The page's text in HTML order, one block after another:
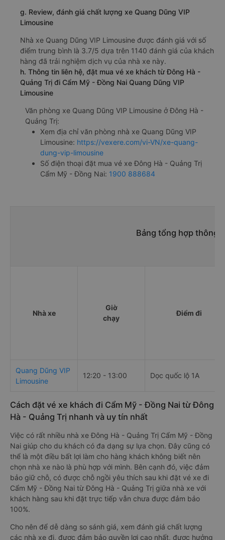
g. Review, đánh giá chất lượng xe Quang Dũng VIP
Limousine
Nhà xe Quang Dũng VIP Limousine được đánh giá với số
điểm trung bình là 3.7/5 dựa trên 1140 đánh giá của khách
hàng đã trải nghiệm dịch vụ của nhà xe này.
h. Thông tin liên hệ, đặt mua vé xe khách từ Đông Hà -
Quảng Trị đi Cẩm Mỹ - Đồng Nai Quang Dũng VIP
Limousine
Văn phòng xe Quang Dũng VIP Limousine ở Đông Hà -
Quảng Trị:
Xem địa chỉ văn phòng nhà xe Quang Dũng VIP
Limousine: https://vexere.com/vi-VN/xe-quang-
dung-vip-limousine
Số điện thoại đặt mua vé xe Đông Hà - Quảng Trị
Cẩm Mỹ - Đồng Nai: 1900 888684
Bảng tổng hợp thông
Nhà xe
Giờ
chạy
Điểm đi
Quang Dũng VIP
Limousine
12:20 - 13:00 Dọc quốc lộ 1A
Cách đặt vé xe khách đi Cẩm Mỹ - Đồng Nai từ Đông
Hà - Quảng Trị nhanh và uy tín nhất
Việc có rất nhiều nhà xe Đông Hà - Quảng Trị Cẩm Mỹ - Đồng
Nai giúp cho du khách có đa dạng sự lựa chọn. Đây cũng có
thể là một điều bất lợi làm cho hàng khách không biết nên
chọn nhà xe nào là phù hợp với mình. Bên cạnh đó, việc đảm
bảo giữ chỗ, có được chỗ ngồi yêu thích sau khi đặt vé xe đi
Cẩm Mỹ - Đồng Nai từ Đông Hà - Quảng Trị giữa nhà xe với
khách hàng sau khi đặt trực tiếp vẫn chưa được đảm bảo
100%.
Cho nên để dễ dàng so sánh giá, xem đánh giá chất lượng
các nhà xe đi, được đảm bảo quyền lợi cao nhất, được hưởng